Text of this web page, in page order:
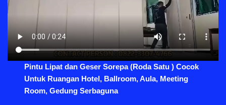
Pintu Lipat dan Geser Sorepa (Roda Satu ) Cocok
Untuk Ruangan Hotel, Ballroom, Aula, Meeting
Room, Gedung Serbaguna